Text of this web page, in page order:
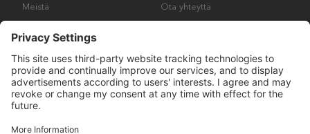
Meistä
Ota yhteyttä
Palautukset ja vaatimukset